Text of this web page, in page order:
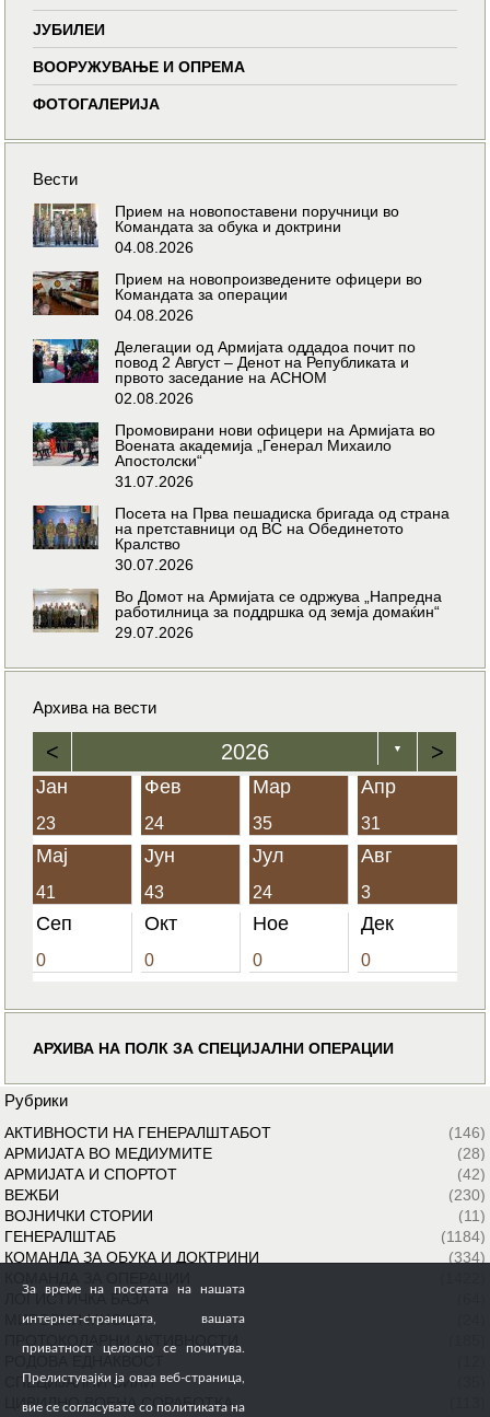
ЈУБИЛЕИ
ВООРУЖУВАЊЕ И ОПРЕМА
ФОТОГАЛЕРИЈА
Вести
Прием на новопоставени поручници во
Командата за обука и доктрини
04.08.2026
Прием на новопроизведените офицери во
Командата за операции
04.08.2026
Делегации од Армијата оддадоа почит по
повод 2 Август – Денот на Републиката и
првото заседание на АСНОМ
02.08.2026
Промовирани нови офицери на Армијата во
Воената академија „Генерал Михаило
Апостолски“
31.07.2026
Посета на Прва пешадиска бригада од страна
на претставници од ВС на Обединетото
Кралство
30.07.2026
Во Домот на Армијата се одржува „Напредна
работилница за поддршка од земја домаќин“
29.07.2026
Архива на вести
< 2026 ▼ >
Јан
23
Фев
24
Мар
35
Апр
31
Мај
41
Јун
43
Јул
24
Авг
3
Сеп
0
Окт
0
Ное
0
Дек
0
АРХИВА НА ПОЛК ЗА СПЕЦИЈАЛНИ ОПЕРАЦИИ
Рубрики
АКТИВНОСТИ НА ГЕНЕРАЛШТАБОТ
(146)
АРМИЈАТА ВО МЕДИУМИТЕ
(28)
АРМИЈАТА И СПОРТОТ
(42)
ВЕЖБИ
(230)
ВОЈНИЧКИ СТОРИИ
(11)
ГЕНЕРАЛШТАБ
(1184)
КОМАНДА ЗА ОБУКА И ДОКТРИНИ
(334)
ЛОГИСТИЧКА БАЗА
МИРОВНИ МИСИИ
СПЕЦИЈАЛНИ СИЛИ
ЦИВИЛНО ВОЕНА СОРАБОТКА
За време на посетата на нашата
интернет-страницата, вашата
приватност целосно се почитува.
Прелистувајќи ја оваа веб-страница,
вие се согласувате со политиката на